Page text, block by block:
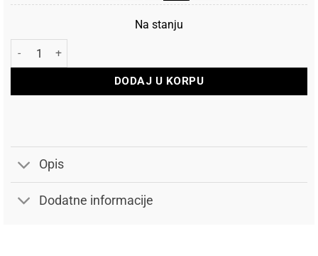
Na stanju
Scott Jakna Insuloft Light Primaloft količina
DODAJ U KORPU
Opis
Dodatne informacije